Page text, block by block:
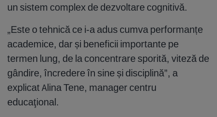
un sistem complex de dezvoltare cognitivă.
„Este o tehnică ce i-a adus cumva performanțe
academice, dar și beneficii importante pe
termen lung, de la concentrare sporită, viteză de
gândire, încredere în sine și disciplină”, a
explicat Alina Tene, manager centru
educaţional.